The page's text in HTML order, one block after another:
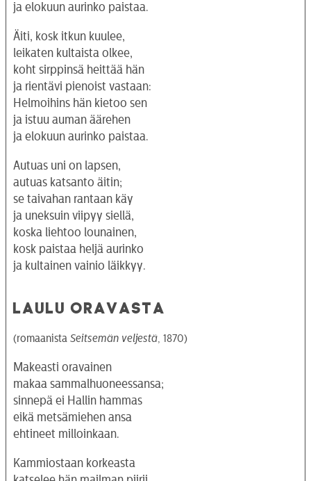
ja elokuun aurinko paistaa.
Äiti, kosk itkun kuulee,
leikaten kultaista olkee,
koht sirppinsä heittää hän
ja rientävi pienoist vastaan:
Helmoihins hän kietoo sen
ja istuu auman äärehen
ja elokuun aurinko paistaa.
Autuas uni on lapsen,
autuas katsanto äitin;
se taivahan rantaan käy
ja uneksuin viipyy siellä,
koska liehtoo lounainen,
kosk paistaa heljä aurinko
ja kultainen vainio läikkyy.
LAULU ORAVASTA
(romaanista Seitsemän veljestä , 1870)
Makeasti oravainen
makaa sammalhuoneessansa;
sinnepä ei Hallin hammas
eikä metsämiehen ansa
ehtineet milloinkaan.
Kammiostaan korkeasta